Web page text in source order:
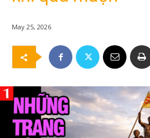
May 25, 2026